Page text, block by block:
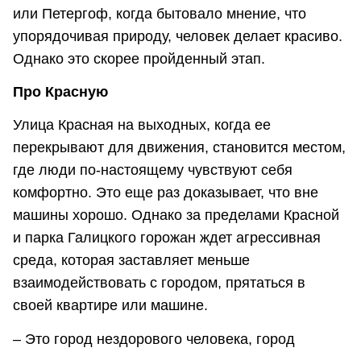
или Петергоф, когда бытовало мнение, что
упорядочивая природу, человек делает красиво.
Однако это скорее пройденный этап.
Про Красную
Улица Красная на выходных, когда ее
перекрывают для движения, становится местом,
где люди по-настоящему чувствуют себя
комфортно. Это еще раз доказывает, что вне
машины хорошо. Однако за пределами Красной
и парка Галицкого горожан ждет агрессивная
среда, которая заставляет меньше
взаимодействовать с городом, прятаться в
своей квартире или машине.
– Это город нездорового человека, город